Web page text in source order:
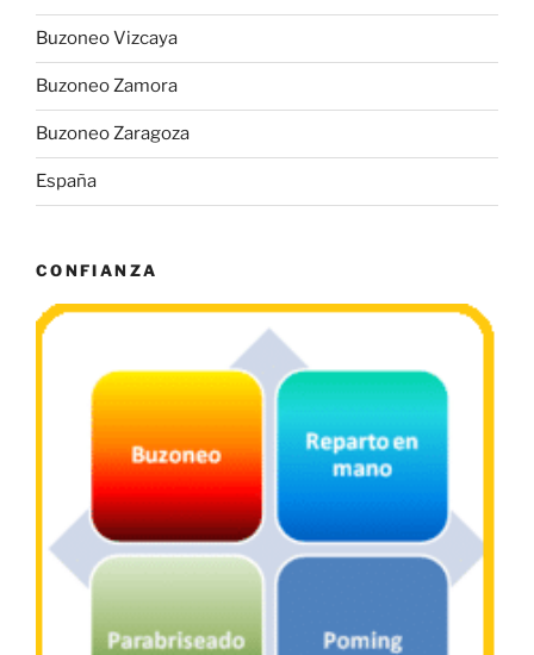
Buzoneo Vizcaya
Buzoneo Zamora
Buzoneo Zaragoza
España
CONFIANZA